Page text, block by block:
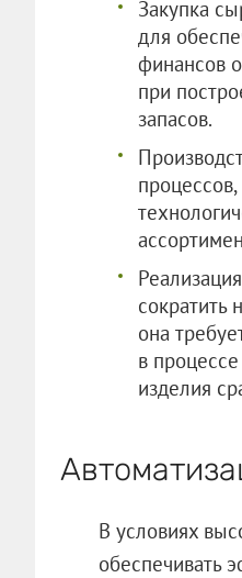
Закупка
для
финансов
при
запасов.
сократить
она
в
изделия
В условиях
обеспечивать